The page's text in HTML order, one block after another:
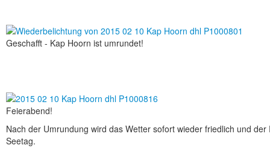
Geschafft - Kap Hoorn ist umrundet!
Feierabend!
Nach der Umrundung wird das Wetter sofort wieder friedlich und
Seetag.